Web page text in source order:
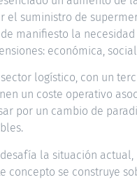
el suministro de
manifiesto la
económica,
logístico, con un
un coste operativo
por un cambio de
la situación
concepto se construye